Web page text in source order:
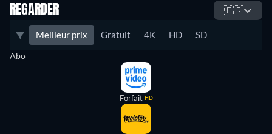
REGARDER 🇫🇷
Meilleur prix Gratuit 4K HD SD
Abo
Forfait HD